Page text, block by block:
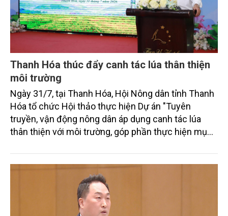
Thanh Hóa thúc đẩy canh tác lúa thân thiện
môi trường
Ngày 31/7, tại Thanh Hóa, Hội Nông dân tỉnh Thanh
Hóa tổ chức Hội thảo thực hiện Dự án "Tuyên
truyền, vận động nông dân áp dụng canh tác lúa
thân thiện với môi trường, góp phần thực hiện mục
trình thu hút sự tham gia của đông đảo đại biểu đến
từ các cơ quan quản lý nhà nước, đơn vị nghiên cứu,
doanh nghiệp, hợp tác xã và nông dân đang trực
tiếp triển khai mô hình sản xuất lúa phát thải thấp.